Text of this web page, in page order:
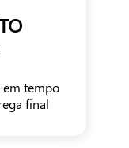
em tempo
final